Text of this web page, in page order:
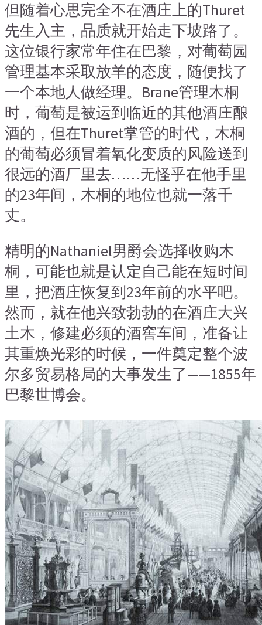
但随着心思完全不在酒庄上的Thuret
先生入主，品质就开始走下坡路了。
这位银行家常年住在巴黎，对葡萄园
管理基本采取放羊的态度，随便找了
一个本地人做经理。Brane管理木桐
时，葡萄是被运到临近的其他酒庄酿
酒的，但在Thuret掌管的时代，木桐
的葡萄必须冒着氧化变质的风险送到
很远的酒厂里去……无怪乎在他手里
的23年间，木桐的地位也就一落千
丈。
精明的Nathaniel男爵会选择收购木
桐，可能也就是认定自己能在短时间
里，把酒庄恢复到23年前的水平吧。
然而，就在他兴致勃勃的在酒庄大兴
土木，修建必须的酒窖车间，准备让
其重焕光彩的时候，一件奠定整个波
尔多贸易格局的大事发生了——1855年
巴黎世博会。